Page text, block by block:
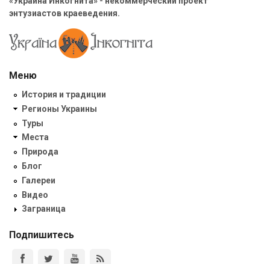
энтузиастов краеведения.
Меню
История и традиции
Регионы Украины
Туры
Места
Природа
Блог
Галереи
Видео
Заграница
Подпишитесь